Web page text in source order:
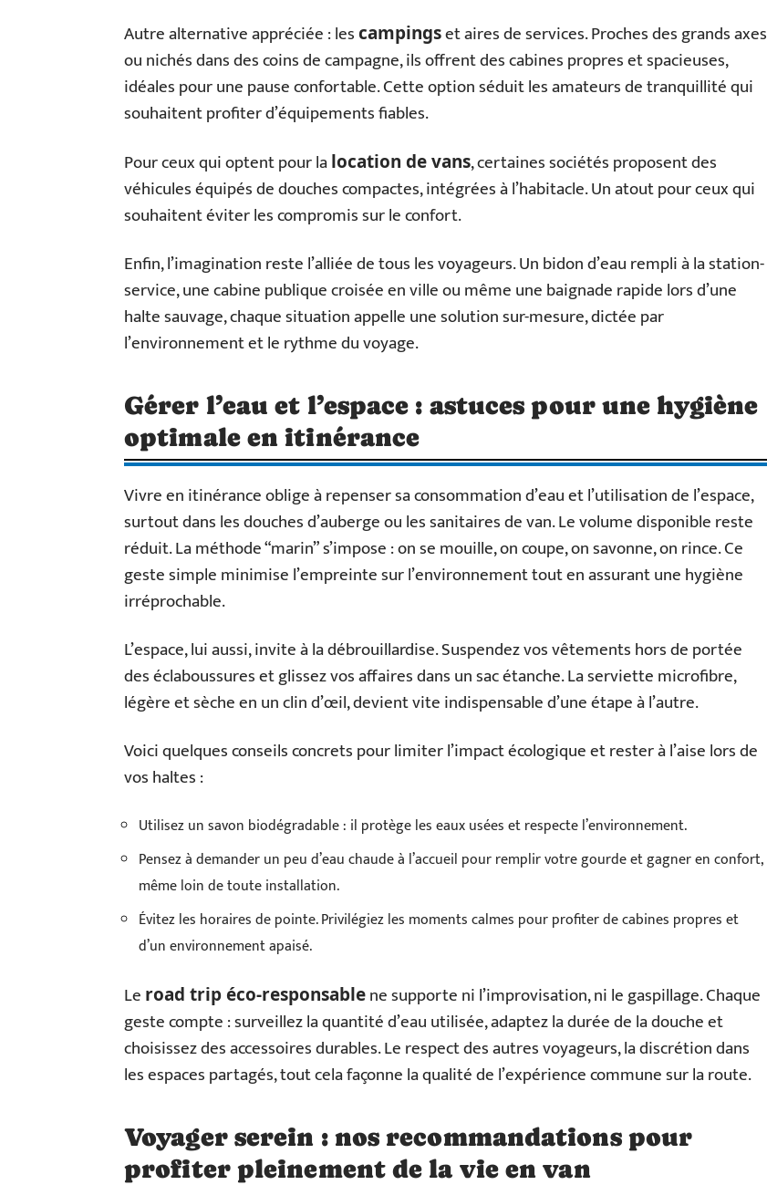
Autre alternative appréciée : lescampingset aires de services. Proches des grands axes
ou nichés dans des coins de campagne, ils offrent des cabines propres et spacieuses,
idéales pour une pause confortable. Cette option séduit les amateurs de tranquillité qui
souhaitent profiter d’équipements fiables.
Pour ceux qui optent pour lalocation de vans, certaines sociétés proposent des
véhicules équipés de douches compactes, intégrées à l’habitacle. Un atout pour ceux qui
souhaitent éviter les compromis sur le confort.
Enfin, l’imagination reste l’alliée de tous les voyageurs. Un bidon d’eau rempli à la station-
service, une cabine publique croisée en ville ou même une baignade rapide lors d’une
halte sauvage, chaque situation appelle une solution sur-mesure, dictée par
l’environnement et le rythme du voyage.
Gérer l’eau et l’espace : astuces pour une hygiène
optimale en itinérance
Vivre en itinérance oblige à repenser sa consommation d’eau et l’utilisation de l’espace,
surtout dans les douches d’auberge ou les sanitaires de van. Le volume disponible reste
réduit. La méthode “marin” s’impose : on se mouille, on coupe, on savonne, on rince. Ce
geste simple minimise l’empreinte sur l’environnement tout en assurant une hygiène
irréprochable.
L’espace, lui aussi, invite à la débrouillardise. Suspendez vos vêtements hors de portée
des éclaboussures et glissez vos affaires dans un sac étanche. La serviette microfibre,
légère et sèche en un clin d’œil, devient vite indispensable d’une étape à l’autre.
Voici quelques conseils concrets pour limiter l’impact écologique et rester à l’aise lors de
vos haltes :
Utilisez un savon biodégradable : il protège les eaux usées et respecte l’environnement.
Pensez à demander un peu d’eau chaude à l’accueil pour remplir votre gourde et gagner en confort,
même loin de toute installation.
Évitez les horaires de pointe. Privilégiez les moments calmes pour profiter de cabines propres et
d’un environnement apaisé.
Le road trip éco-responsablene supporte ni l’improvisation, ni le gaspillage. Chaque
geste compte : surveillez la quantité d’eau utilisée, adaptez la durée de la douche et
choisissez des accessoires durables. Le respect des autres voyageurs, la discrétion dans
les espaces partagés, tout cela façonne la qualité de l’expérience commune sur la route.
Voyager serein : nos recommandations pour
profiter pleinement de la vie en van